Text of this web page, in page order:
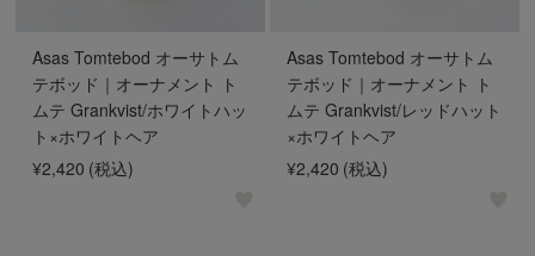
Asas Tomtebod オーサトム
テボッド｜オーナメント ト
ムテ Grankvist/ホワイトハッ
ト×ホワイトヘア
¥2,420 (税込)
Asas Tomtebod オーサトム
テボッド｜オーナメント ト
ムテ Grankvist/レッドハット
×ホワイトヘア
¥2,420 (税込)